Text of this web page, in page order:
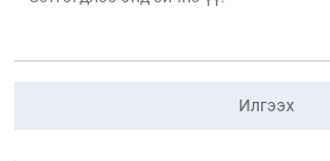
Илгээх